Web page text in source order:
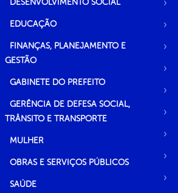
DESENVOLVIMENTO SOCIAL
EDUCAÇÃO
FINANÇAS, PLANEJAMENTO E
GESTÃO
GABINETE DO PREFEITO
GERÊNCIA DE DEFESA SOCIAL,
TRÂNSITO E TRANSPORTE
MULHER
OBRAS E SERVIÇOS PÚBLICOS
SAÚDE